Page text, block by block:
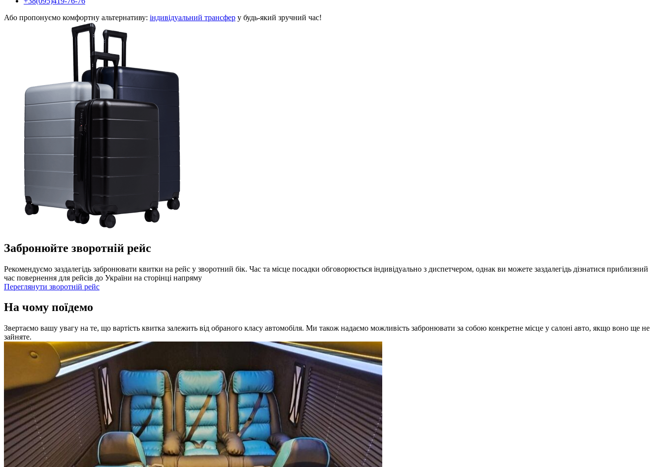
Або пропонуємо комфортну альтернативу: індивідуальний трансфер у будь-який зручний час!
Забронюйте зворотній рейс
Рекомендуємо заздалегідь забронювати квитки на рейс у зворотний бік. Час та місце посадки обговорюється індивідуально з диспетчером, однак ви можете заздалегідь дізнатися приблизний
час повернення для рейсів до України на сторінці напряму
Переглянути зворотній рейс
На чому поїдемо
Звертаємо вашу увагу на те, що вартість квитка залежить від обраного класу автомобіля. Ми також надаємо можливість забронювати за собою конкретне місце у салоні авто, якщо воно ще не
зайняте.